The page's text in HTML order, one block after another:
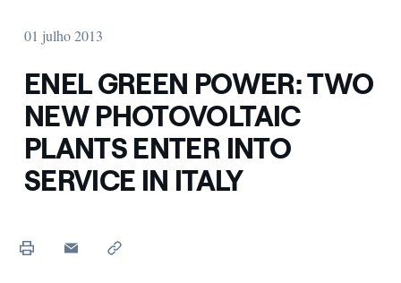
01 julho 2013
ENEL GREEN POWER: TWO
NEW PHOTOVOLTAIC
PLANTS ENTER INTO
SERVICE IN ITALY